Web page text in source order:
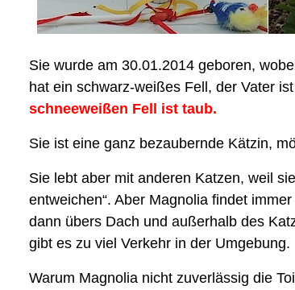
Sie wurde am 30.01.2014 geboren,
hat ein schwarz-weißes Fell, der Vater
schneeweißen Fell ist taub.
Sie ist eine ganz bezaubernde Kätzin,
Sie lebt aber mit anderen Katzen, weil
entweichen“. Aber Magnolia findet
dann übers Dach und außerhalb des
gibt es zu viel Verkehr in der Umgebung.
Warum Magnolia nicht zuverlässig die